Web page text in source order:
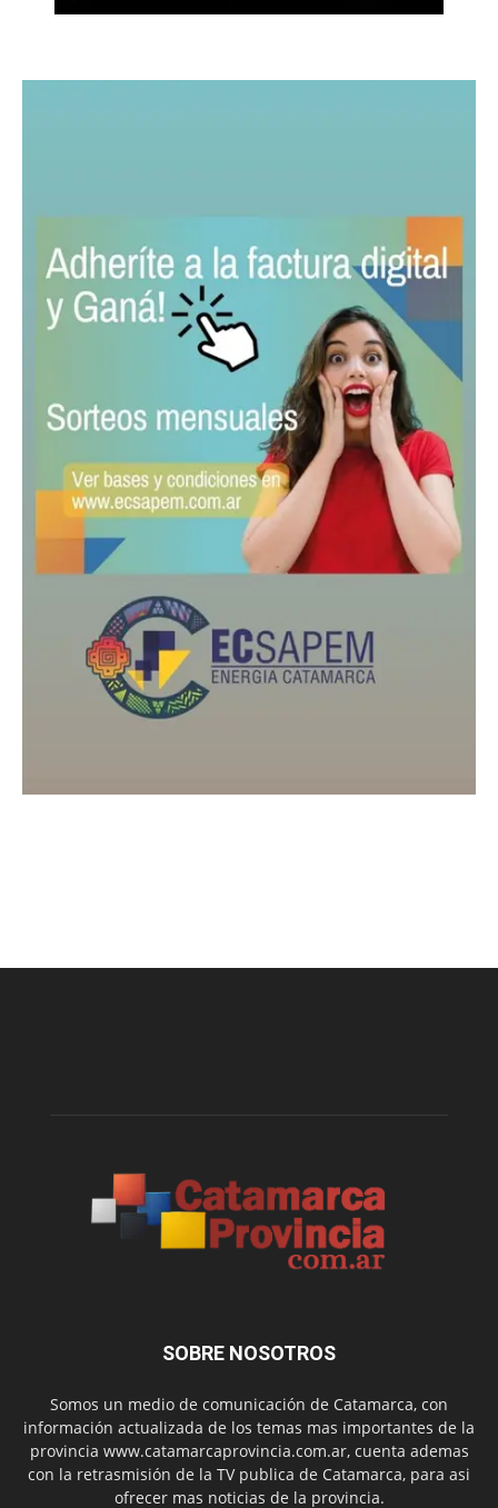
SOBRE NOSOTROS
Somos un medio de comunicación de Catamarca, con
información actualizada de los temas mas importantes de la
provincia www.catamarcaprovincia.com.ar, cuenta ademas
con la retrasmisión de la TV publica de Catamarca, para asi
ofrecer mas noticias de la provincia.